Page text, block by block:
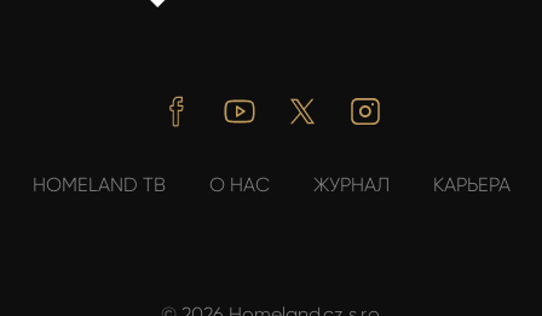
FacebookYoutube Twitter
HOMELAND ТВ О НАС ЖУРНАЛ КАРЬЕРА